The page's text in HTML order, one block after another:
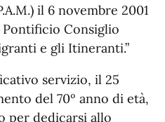
il 6 novembre 2001
Consiglio
e gli Itineranti.”
servizio, il 25
del 70º anno di età,
per dedicarsi allo